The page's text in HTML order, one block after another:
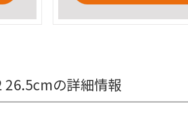
26.5cmの詳細情報